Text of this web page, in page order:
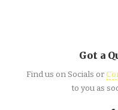
Got a
Find us on Socials or
to you as